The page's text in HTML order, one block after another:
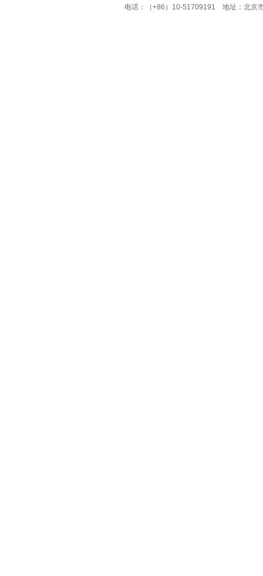
电话：（+86）10-51709191 地址：北京